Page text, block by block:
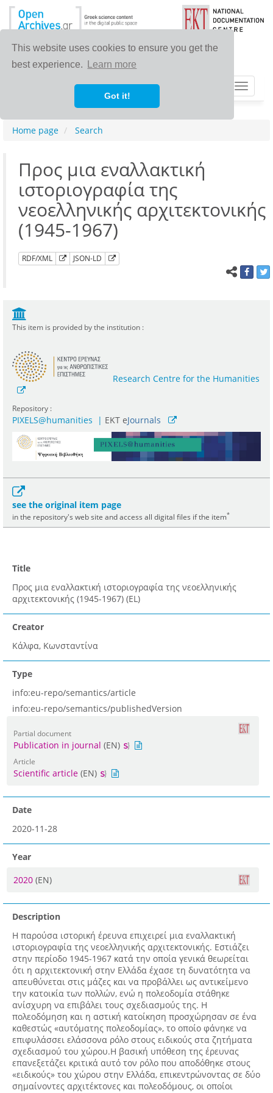
This website uses cookies to ensure you get the
best experience.
Learn more
Got it!
Toggle
Home page Search
Προς μια εναλλακτική
ιστοριογραφία της
νεοελληνικής αρχιτεκτονικής
(1945-1967)
RDF/XML JSON-LD
This item is provided by the institution :
Research Centre for the Humanities
Repository :
PIXELS@humanities | ΕΚΤ eJournals
see the original item page
in the repository's web site and access all digital files if the item*
Title
Προς μια εναλλακτική ιστοριογραφία της νεοελληνικής
αρχιτεκτονικής (1945-1967) (EL)
Creator
Κάλφα, Κωνσταντίνα
Type
info:eu-repo/semantics/article
info:eu-repo/semantics/publishedVersion
Partial document
Publication in journal (EN)
Article
Scientific article (EN)
Date
2020-11-28
Year
2020 (EN)
Description
Η παρούσα ιστορική έρευνα επιχειρεί μια εναλλακτική
ιστοριογραφία της νεοελληνικής αρχιτεκτονικής. Εστιάζει
στην περίοδο 1945-1967 κατά την οποία γενικά θεωρείται
ότι η αρχιτεκτονική στην Ελλάδα έχασε τη δυνατότητα να
απευθύνεται στις μάζες και να προβάλλει ως αντικείμενο
την κατοικία των πολλών, ενώ η πολεοδομία στάθηκε
ανίσχυρη να επιβάλει τους σχεδιασμούς της. Η
πολεοδόμηση και η αστική κατοίκηση προσχώρησαν σε ένα
καθεστώς «αυτόματης πολεοδομίας», το οποίο φάνηκε να
επιφυλάσσει ελάσσονα ρόλο στους ειδικούς στα ζητήματα
σχεδιασμού του χώρου.Η βασική υπόθεση της έρευνας
επανεξετάζει κριτικά αυτό τον ρόλο που αποδόθηκε στους
«ειδικούς» του χώρου στην Ελλάδα, επικεντρώνοντας σε δύο
σημαίνοντες αρχιτέκτονες και πολεοδόμους, οι οποίοι